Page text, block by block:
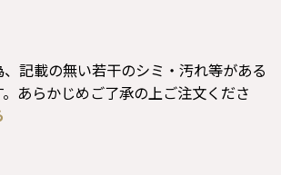
、記載の無い若干のシミ・汚れ等がある
あらかじめご了承の上ご注文くださ